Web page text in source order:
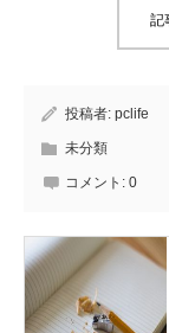
記
投稿者: pclife
未分類
コメント: 0